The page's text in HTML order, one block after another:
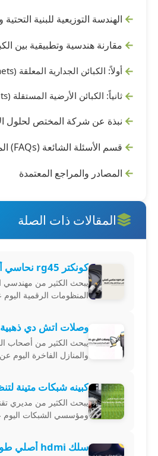
المصادر والمراجع المعتمدة
المقالات ذات الصلة
يبحث الكثير من
المنظومات الرقمية
نحاسي أصلي يضمن نقل
يبحث الكثير من أصحاب
والمنازل الفاخرة اليوم
الموثوقية تضمن نقل
يبحث الكثير من مديري
ومؤسسي الشبكات اليوم
اقتناء كبينه شبكات